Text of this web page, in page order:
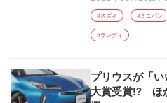
#スズキ #ミニバン
#ランディ
プリウスが「
大賞受賞!? ほ